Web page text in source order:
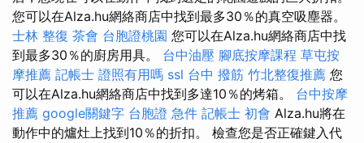
您可以在Alza.hu網絡商店中找到最多30％的真空吸塵器。
士林 整復 茶會 台胞證桃園 您可以在Alza.hu網絡商店中找
到最多30％的廚房用具。 台中油壓 腳底按摩課程 草屯按
摩推薦 記帳士 證照有用嗎 ssl 台中 撥筋 竹北整復推薦 您
可以在Alza.hu網絡商店中找到多達10％的烤箱。 台中按摩
推薦 google關鍵字 台胞證 急件 記帳士 初會 Alza.hu將在
動作中的爐灶上找到10％的折扣。 檢查您是否正確鍵入代